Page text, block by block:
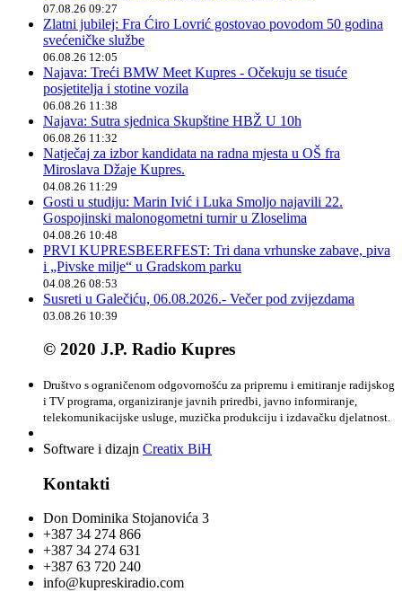
07.08.26 09:27
Zlatni jubilej: Fra Ćiro Lovrić gostovao povodom 50 godina
svećeničke službe
06.08.26 12:05
Najava: Treći BMW Meet Kupres - Očekuju se tisuće
posjetitelja i stotine vozila
06.08.26 11:38
Najava: Sutra sjednica Skupštine HBŽ U 10h
06.08.26 11:32
Natječaj za izbor kandidata na radna mjesta u OŠ fra
Miroslava Džaje Kupres.
04.08.26 11:29
Gosti u studiju: Marin Ivić i Luka Smoljo najavili 22.
Gospojinski malonogometni turnir u Zloselima
04.08.26 10:48
PRVI KUPRESBEERFEST: Tri dana vrhunske zabave, piva
i „Pivske milje“ u Gradskom parku
04.08.26 08:53
Susreti u Galečiću, 06.08.2026.- Večer pod zvijezdama
03.08.26 10:39
© 2020 J.P. Radio Kupres
Društvo s ograničenom odgovornošću za pripremu i emitiranje radijskog
i TV programa, organiziranje javnih priredbi, javno informiranje,
telekomunikacijske usluge, muzička produkciju i izdavačku djelatnost.
Software i dizajn Creatix BiH
Kontakti
Don Dominika Stojanovića 3
+387 34 274 866
+387 34 274 631
+387 63 720 240
info@kupreskiradio.com